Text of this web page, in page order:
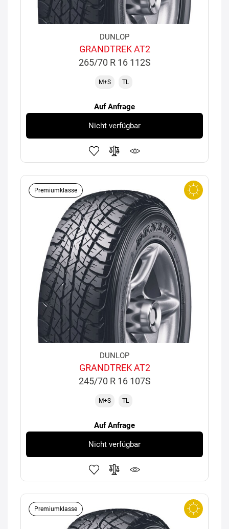
DUNLOP
GRANDTREK AT2
265/70 R 16 112S
M+S TL
Auf Anfrage
Nicht verfügbar
Premiumklasse
DUNLOP
GRANDTREK AT2
245/70 R 16 107S
M+S TL
Auf Anfrage
Nicht verfügbar
Premiumklasse